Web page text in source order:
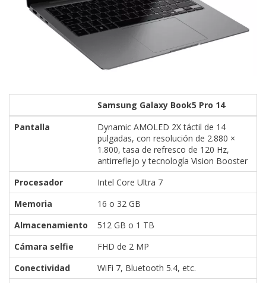
Samsung Galaxy Book5 Pro 14
Pantalla
Dynamic AMOLED 2X táctil de 14
pulgadas, con resolución de 2.880 ×
1.800, tasa de refresco de 120 Hz,
antirreflejo y tecnología Vision Booster
Procesador
Intel Core Ultra 7
Memoria
16 o 32 GB
Almacenamiento
512 GB o 1 TB
Cámara selfie
FHD de 2 MP
Conectividad
WiFi 7, Bluetooth 5.4, etc.